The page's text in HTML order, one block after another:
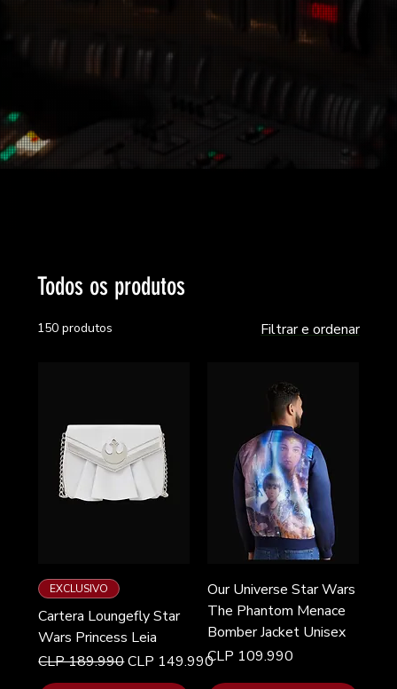
Todos os produtos
150 produtos Filtrar e ordenar
EXCLUSIVO
Cartera Loungefly Star
Wars Princess Leia
Preço normal
CLP 189.990Preço promocional
CLP 149.990
Our Universe Star Wars
The Phantom Menace
Bomber Jacket Unisex
Preço
CLP 109.990